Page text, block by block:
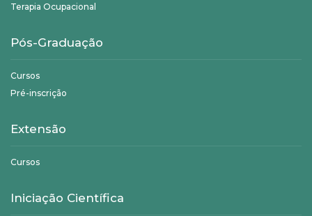
Terapia Ocupacional
Pós-Graduação
Cursos
Pré-inscrição
Extensão
Cursos
Iniciação Científica